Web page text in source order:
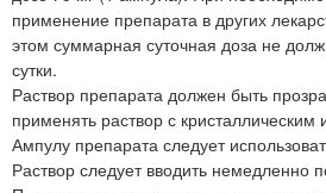
применение препарата в других
этом суммарная суточная доза не
сутки.
Раствор препарата должен быть
применять раствор с кристаллическим
Ампулу препарата следует
Раствор следует вводить немедленно